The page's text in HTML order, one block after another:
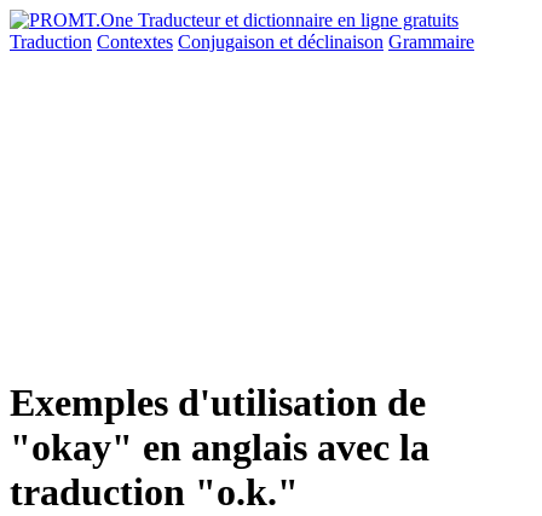
Traduction Contextes Conjugaison et déclinaison Grammaire
Exemples d'utilisation de
"okay" en anglais avec la
traduction "o.k."